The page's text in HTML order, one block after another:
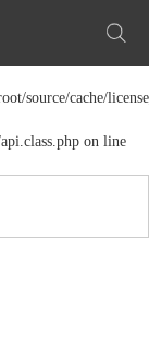
source/cache/
on line